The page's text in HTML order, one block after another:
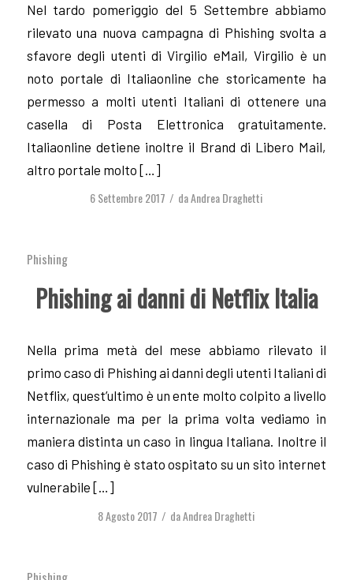
Nel tardo pomeriggio del 5 Settembre abbiamo
rilevato una nuova campagna di Phishing svolta a
sfavore degli utenti di Virgilio eMail, Virgilio è un
noto portale di Italiaonline che storicamente ha
permesso a molti utenti Italiani di ottenere una
casella di Posta Elettronica gratuitamente.
Italiaonline detiene inoltre il Brand di Libero Mail,
altro portale molto […]
6 Settembre 2017 / daAndrea Draghetti
Phishing
Phishing ai danni di Netflix Italia
Nella prima metà del mese abbiamo rilevato il
primo caso di Phishing ai danni degli utenti Italiani di
Netflix, quest’ultimo è un ente molto colpito a livello
internazionale ma per la prima volta vediamo in
maniera distinta un caso in lingua Italiana. Inoltre il
caso di Phishing è stato ospitato su un sito internet
vulnerabile […]
8 Agosto 2017 / daAndrea Draghetti
Phishing